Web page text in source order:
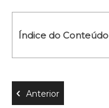
Índice do Conteúdo
Anterior